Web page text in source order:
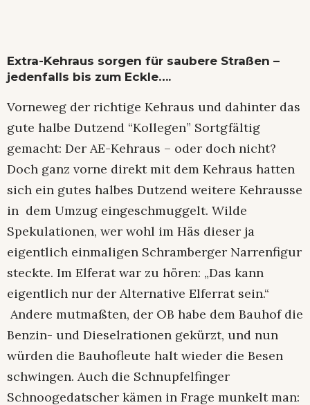
Extra-Kehraus sorgen für saubere Straßen –
jedenfalls bis zum Eckle….
Vorneweg der richtige Kehraus und dahinter das
gute halbe Dutzend “Kollegen” Sortgfältig
gemacht: Der AE-Kehraus – oder doch nicht?
Doch ganz vorne direkt mit dem Kehraus hatten
sich ein gutes halbes Dutzend weitere Kehrausse
in dem Umzug eingeschmuggelt. Wilde
Spekulationen, wer wohl im Häs dieser ja
eigentlich einmaligen Schramberger Narrenfigur
steckte. Im Elferat war zu hören: „Das kann
eigentlich nur der Alternative Elferrat sein.“
Andere mutmaßten, der OB habe dem Bauhof die
Benzin- und Dieselrationen gekürzt, und nun
würden die Bauhofleute halt wieder die Besen
schwingen. Auch die Schnupfelfinger
Schnoogedatscher kämen in Frage munkelt man: